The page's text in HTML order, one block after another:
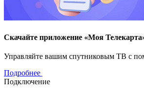
Скачайте приложение «Моя
Управляйте вашим спутниковым ТВ с
Подробнее
Подключение